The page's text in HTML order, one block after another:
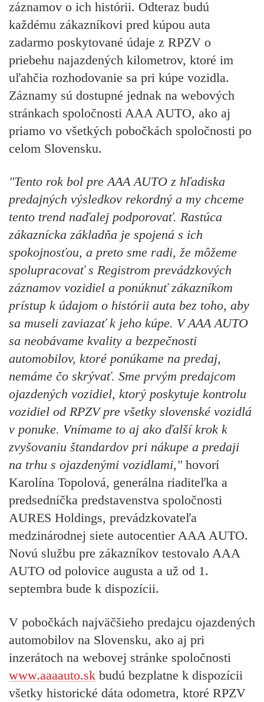
záznamov o ich histórii. Odteraz budú
každému zákazníkovi pred kúpou auta
zadarmo poskytované údaje z RPZV o
priebehu najazdených kilometrov, ktoré im
uľahčia rozhodovanie sa pri kúpe vozidla.
Záznamy sú dostupné jednak na webových
stránkach spoločnosti AAA AUTO, ako aj
priamo vo všetkých pobočkách spoločnosti po
celom Slovensku.
"Tento rok bol pre AAA AUTO z hľadiska
predajných výsledkov rekordný a my chceme
tento trend naďalej podporovať. Rastúca
zákaznícka základňa je spojená s ich
spokojnosťou, a preto sme radi, že môžeme
spolupracovať s Registrom prevádzkových
záznamov vozidiel a ponúknuť zákazníkom
prístup k údajom o histórii auta bez toho, aby
sa museli zaviazať k jeho kúpe. V AAA AUTO
sa neobávame kvality a bezpečnosti
automobilov, ktoré ponúkame na predaj,
nemáme čo skrývať. Sme prvým predajcom
ojazdených vozidiel, ktorý poskytuje kontrolu
vozidiel od RPZV pre všetky slovenské vozidlá
v ponuke. Vnímame to aj ako ďalší krok k
zvyšovaniu štandardov pri nákupe a predaji
na trhu s ojazdenými vozidlami," hovorí
Karolína Topolová, generálna riaditeľka a
predsedníčka predstavenstva spoločnosti
AURES Holdings, prevádzkovateľa
medzinárodnej siete autocentier AAA AUTO.
Novú službu pre zákazníkov testovalo AAA
AUTO od polovice augusta a už od 1.
septembra bude k dispozícii.
V pobočkách najväčšieho predajcu ojazdených
automobilov na Slovensku, ako aj pri
inzerátoch na webovej stránke spoločnosti
www.aaaauto.sk budú bezplatne k dispozícii
všetky historické dáta odometra, ktoré RPZV